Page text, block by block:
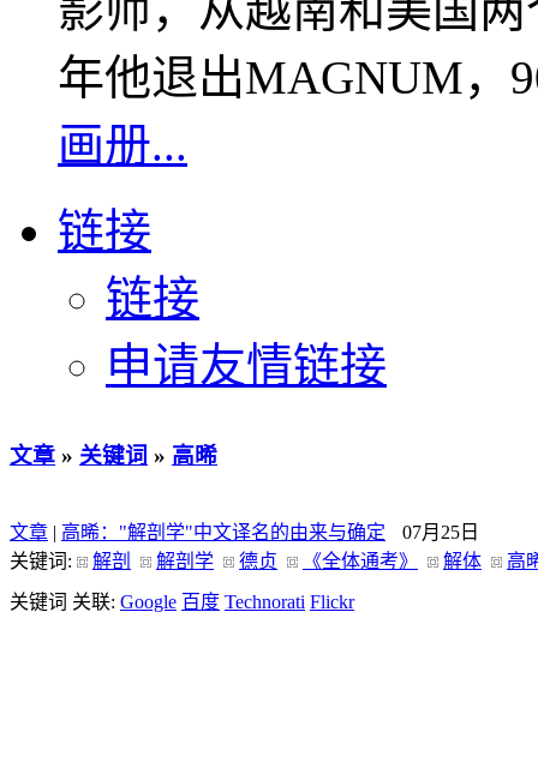
影师，从越南和美国
年他退出MAGNUM，
画册...
链接
链接
申请友情链接
文章 » 关键词 » 高晞
文章 | 高晞："解剖学"中文译名的由来与确定
07月25日
关键词:
解剖 解剖学 德贞 《全体通考》 解体
高
关键词 关联: Google 百度 Technorati Flickr